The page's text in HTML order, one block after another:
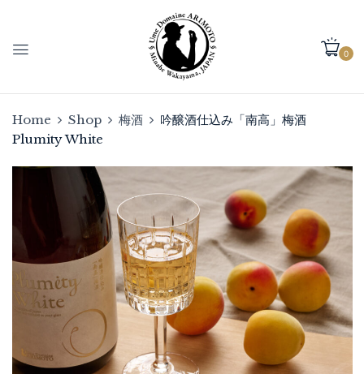
0
Home Shop 梅酒
吟醸酒仕込み「南高」梅酒
Plumity White